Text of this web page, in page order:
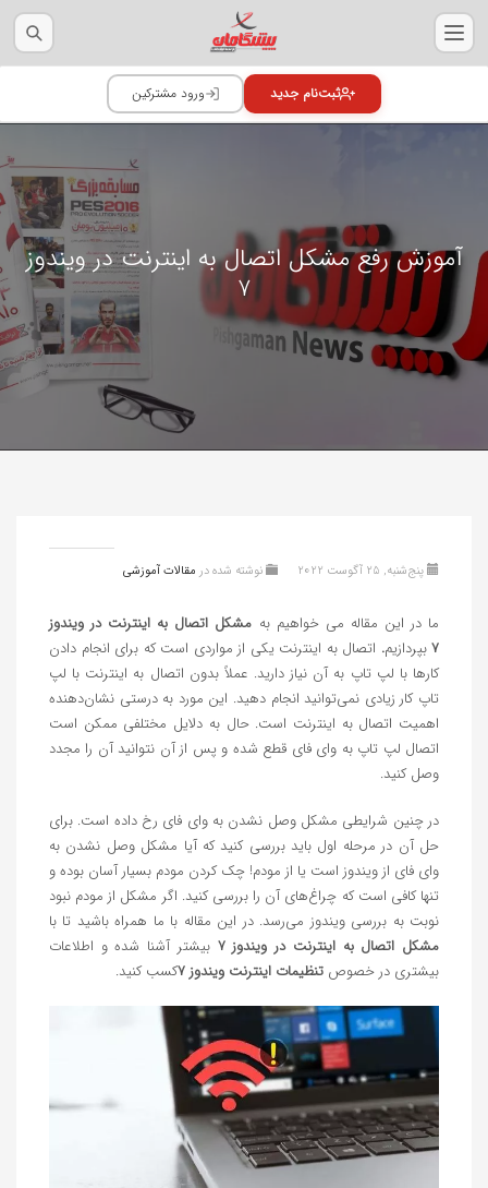
آموزش رفع مشکل اتصال به اینترنت در ویندوز
7
پنج‌شنبه, 25 آگوست 2022 نوشته شده در مقالات آموزشی
ما در این مقاله می خواهیم به مشکل اتصال به اینترنت در ویندوز
7 بپردازیم. اتصال به اینترنت یکی از مواردی است که برای انجام دادن
کار‌ها با لپ تاپ به آن نیاز دارید. عملاً بدون اتصال به اینترنت با لپ
تاپ کار زیادی نمی‌توانید انجام دهید. این مورد به درستی نشان‌دهنده
اهمیت اتصال به اینترنت است. حال به دلایل مختلفی ممکن است
اتصال لپ تاپ به وای فای قطع شده و پس از آن نتوانید آن را مجدد
وصل کنید.
در چنین شرایطی مشکل وصل نشدن به وای فای رخ داده است. برای
حل آن در مرحله اول باید بررسی کنید که آیا مشکل وصل نشدن به
وای فای از ویندوز است یا از مودم! چک کردن مودم بسیار آسان بوده و
تنها کافی است که چراغ‌های آن را بررسی کنید. اگر مشکل از مودم نبود
نوبت به بررسی ویندوز می‌رسد. در این مقاله با ما همراه باشید تا با
مشکل اتصال به اینترنت در ویندوز 7
بیشتر آشنا شده و اطلاعات
بیشتری در خصوص تنظیمات اینترنت ویندوز ۷ کسب کنید.